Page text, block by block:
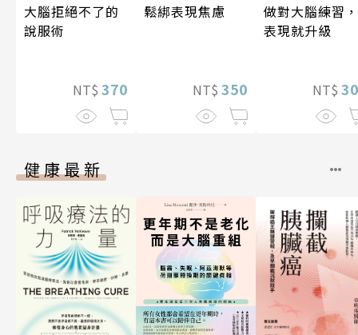
大腦拒絕不了的
說服術
NT$ 370
鬆綁表現焦慮
NT$ 350
做對大腦練習，
表現就升級
NT$
健康最新